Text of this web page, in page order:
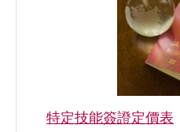
特定技能簽證定價表